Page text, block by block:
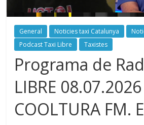
General Noticies taxi Catalunya
Podcast Taxi Libre
Taxistes
Programa de
LIBRE
COOLTURA FM.